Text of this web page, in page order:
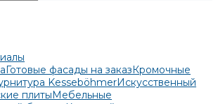
Готовые фасады на заказКромочные
KesseböhmerИскусственный
плитыМебельные